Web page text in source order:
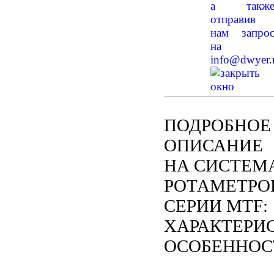
а также
отправив
нам запрос
на
ПОДРОБНОЕ
ОПИСАНИЕ
НА
СЕРИИ MTF: